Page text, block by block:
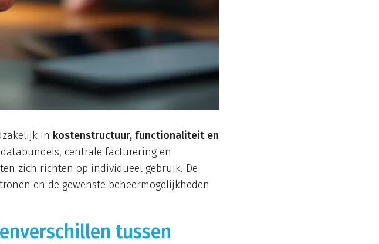
in kostenstructuur, functionaliteit en
centrale facturering en
zich richten op individueel gebruik. De
en de gewenste beheermogelijkheden
tussen